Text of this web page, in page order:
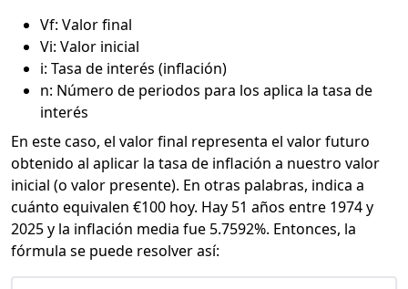
Vf: Valor final
Vi: Valor inicial
i: Tasa de interés (inflación)
n: Número de periodos para los aplica la tasa de
interés
En este caso, el valor final representa el valor futuro
obtenido al aplicar la tasa de inflación a nuestro valor
inicial (o valor presente). En otras palabras, indica a
cuánto equivalen €100 hoy. Hay 51 años entre 1974 y
2025 y la inflación media fue 5.7592%. Entonces, la
fórmula se puede resolver así: